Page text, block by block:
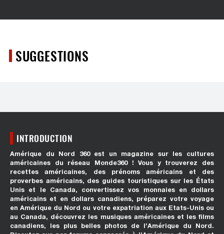
SUGGESTIONS
INTRODUCTION
Amérique du Nord 360 est un magazine sur les cultures
américaines du réseau Monde360 ! Vous y trouverez des
recettes américaines, des prénoms américains et des
proverbes américains, des guides touristiques sur les États
Unis et le Canada, convertissez vos monnaies en dollars
américains et en dollars canadiens, préparez votre voyage
en Amérique du Nord ou votre expatriation aux Etats-Unis ou
au Canada, découvrez les musiques américaines et les films
canadiens, les plus belles photos de l’Amérique du Nord.